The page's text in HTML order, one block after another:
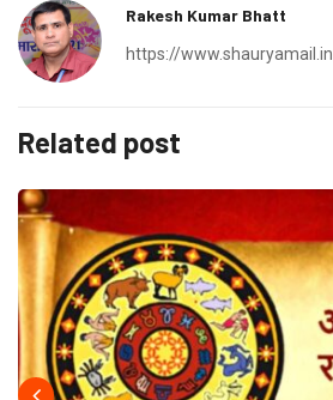
Rakesh Kumar Bhatt
https://www.shauryamail.in
Related post